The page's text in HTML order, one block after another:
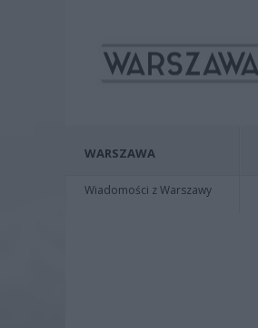
WARSZAWA
Wiadomości z Warszawy